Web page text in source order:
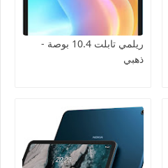
ريلمي تابلت 10.4 بوصة -
ذهبي